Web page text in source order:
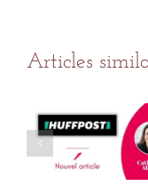
Articles